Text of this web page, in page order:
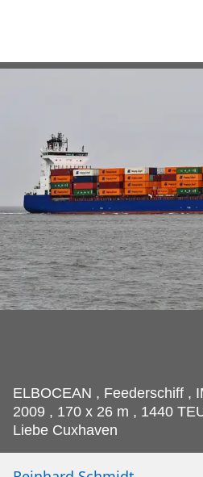
ELBOCEAN , Feederschiff ,
2009 , 170 x 26 m , 1440
Liebe Cuxhaven